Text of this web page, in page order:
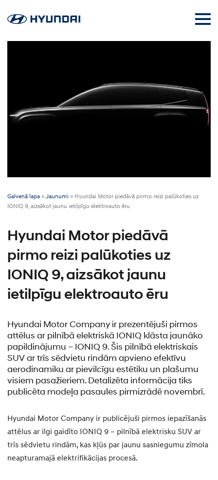
Galvenā lapa » Jaunumi » Hyundai Motor piedāvā pirmo reizi palūkoties uz
IONIQ 9, aizsākot jaunu ietilpīgu elektroauto ēru
Hyundai Motor piedāvā
pirmo reizi palūkoties uz
IONIQ 9, aizsākot jaunu
ietilpīgu elektroauto ēru
Hyundai Motor Company ir prezentējuši pirmos
attēlus ar pilnībā elektriskā IONIQ klāsta jaunāko
papildinājumu – IONIQ 9. Šis pilnībā elektriskais
SUV ar trīs sēdvietu rindām apvieno efektīvu
aerodinamiku ar pievilcīgu estētiku un plašumu
visiem pasažieriem. Detalizēta informācija tiks
publicēta modeļa pasaules pirmizrādē novembrī.
Hyundai Motor Company ir publicējuši pirmos iepazīšanās
attēlus ar ilgi gaidīto IONIQ 9 – pilnībā elektrisku SUV ar
trīs sēdvietu rindām, kas kļūs par jaunu sasniegumu zīmola
neapturamajā elektrifikācijas procesā.